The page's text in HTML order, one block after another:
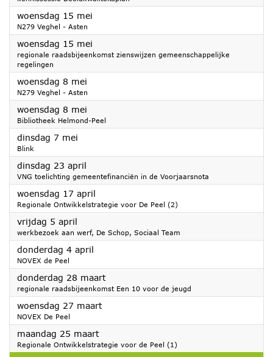
woensdag 15 mei
N279 Veghel - Asten
woensdag 15 mei
regionale raadsbijeenkomst zienswijzen gemeenschappelijke
regelingen
woensdag 8 mei
N279 Veghel - Asten
woensdag 8 mei
Bibliotheek Helmond-Peel
dinsdag 7 mei
Blink
dinsdag 23 april
VNG toelichting gemeentefinanciën in de Voorjaarsnota
woensdag 17 april
Regionale Ontwikkelstrategie voor De Peel (2)
vrijdag 5 april
werkbezoek aan werf, De Schop, Sociaal Team
donderdag 4 april
NOVEX de Peel
donderdag 28 maart2024
regionale raadsbijeenkomst Een 10 voor de jeugd
woensdag 27 maart2024
NOVEX De Peel
maandag 25 maart2024
Regionale Ontwikkelstrategie voor de Peel (1)